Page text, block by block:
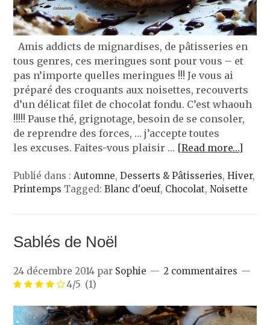
Amis addicts de mignardises, de pâtisseries en
tous genres, ces meringues sont pour vous – et
pas n’importe quelles meringues !!! Je vous ai
préparé des croquants aux noisettes, recouverts
d’un délicat filet de chocolat fondu. C’est whaouh
!!!!! Pause thé, grignotage, besoin de se consoler,
de reprendre des forces, … j’accepte toutes
les excuses. Faites-vous plaisir … [Read more…]
Publié dans :Automne,Desserts & Pâtisseries,Hiver,
Printemps Tagged:Blanc d'oeuf, Chocolat,Noisette
Sablés de Noël
24 décembre 2014 par Sophie
2 commentaires
4/5 (1)